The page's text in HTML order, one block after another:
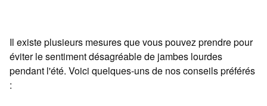
Il existe plusieurs mesures que vous pouvez prendre pour
éviter le sentiment désagréable de jambes lourdes
pendant l'été. Voici quelques-uns de nos conseils préférés
: